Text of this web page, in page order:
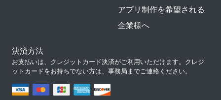
アプリ制作を希望される
企業様へ
決済方法
お支払いは、クレジットカード決済がご利用いただけます。クレジ
ットカードをお持ちでない方は、事務局までご連絡ください。